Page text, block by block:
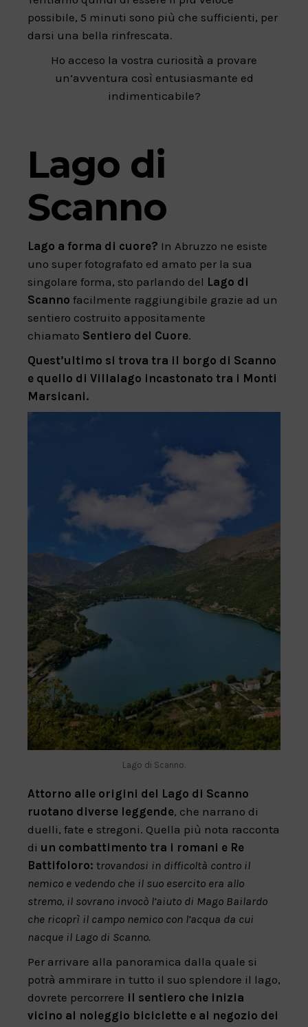
possibile, 5 minuti sono più che sufficienti, per
darsi una bella rinfrescata.
Ho acceso la vostra curiosità a provare
un’avventura così entusiasmante ed
indimenticabile?
Lago di
Scanno
Lago a forma di cuore? In Abruzzo ne esiste
uno super fotografato ed amato per la sua
singolare forma, sto parlando del Lago di
Scanno facilmente raggiungibile grazie ad un
sentiero costruito appositamente
chiamato Sentiero del Cuore.
Quest’ultimo si trova tra il borgo di Scanno
e quello di Villalago incastonato tra i Monti
Marsicani.
Lago di Scanno.
Attorno alle origini del Lago di Scanno
ruotano diverse leggende, che narrano di
duelli, fate e stregoni. Quella più nota racconta
di un combattimento tra i romani e Re
Battifoloro: trovandosi in difficoltà contro il
nemico e vedendo che il suo esercito era allo
stremo, il sovrano invocò l’aiuto di Mago Bailardo
che ricoprì il campo nemico con l’acqua da cui
nacque il Lago di Scanno.
Per arrivare alla panoramica dalla quale si
potrà ammirare in tutto il suo splendore il lago,
dovrete percorrere il sentiero che inizia
vicino al noleggio biciclette e al negozio dei